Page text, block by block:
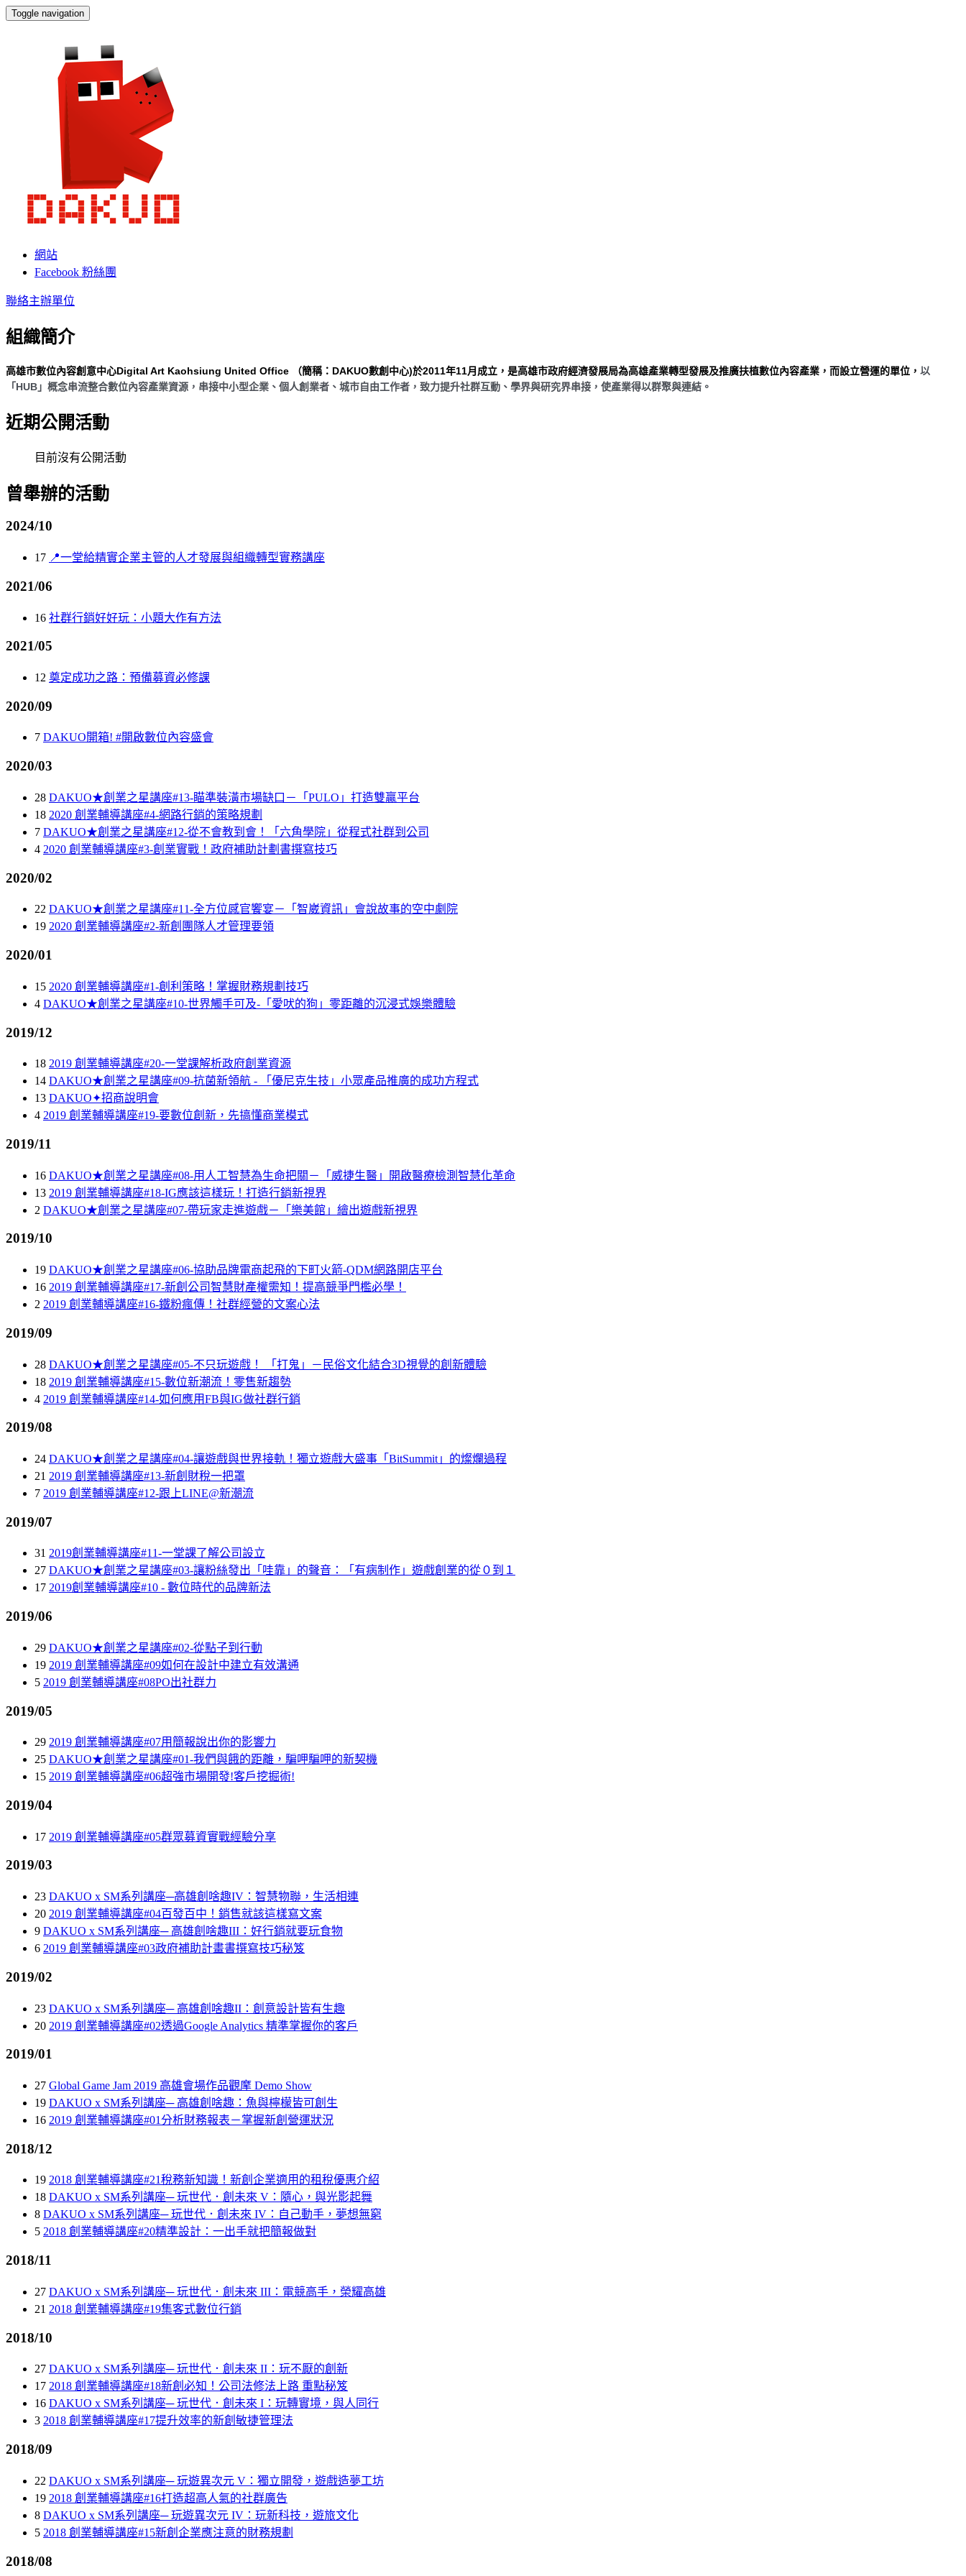
Toggle navigation
網站
Facebook 粉絲團
聯絡主辦單位
組織簡介
高雄市數位內容創意中心Digital Art Kaohsiung United Office （簡稱：DAKUO數創中心)於2011年11月成立，是高雄市政府經濟發展局為高雄產業轉型發展及推廣扶植數位內容產業，而設立營運的單位， 以
「HUB」概念串流整合數位內容產業資源，串接中小型企業、個人創業者、城市自由工作者，致力提升社群互動、學界與研究界串接，使產業得以群聚與連結。
近期公開活動
目前沒有公開活動
曾舉辦的活動
2024/10
17 📍一堂給精實企業主管的人才發展與組織轉型實務講座
2021/06
16 社群行銷好好玩：小題大作有方法
2021/05
12 奠定成功之路：預備募資必修課
2020/09
7 DAKUO開箱! #開啟數位內容盛會
2020/03
28 DAKUO★創業之星講座#13-瞄準裝潢市場缺口－「PULO」打造雙贏平台
18 2020 創業輔導講座#4-網路行銷的策略規劃
7 DAKUO★創業之星講座#12-從不會教到會！「六角學院」從程式社群到公司
4 2020 創業輔導講座#3-創業實戰！政府補助計劃書撰寫技巧
2020/02
22 DAKUO★創業之星講座#11-全方位感官饗宴－「智崴資訊」會說故事的空中劇院
19 2020 創業輔導講座#2-新創團隊人才管理要領
2020/01
15 2020 創業輔導講座#1-創利策略！掌握財務規劃技巧
4 DAKUO★創業之星講座#10-世界觸手可及-「愛吠的狗」零距離的沉浸式娛樂體驗
2019/12
18 2019 創業輔導講座#20-一堂課解析政府創業資源
14 DAKUO★創業之星講座#09-抗菌新領航 - 「優尼克生技」小眾產品推廣的成功方程式
13 DAKUO✦招商說明會
4 2019 創業輔導講座#19-要數位創新，先搞懂商業模式
2019/11
16 DAKUO★創業之星講座#08-用人工智慧為生命把關－「威捷生醫」開啟醫療檢測智慧化革命
13 2019 創業輔導講座#18-IG應該這樣玩！打造行銷新視界
2 DAKUO★創業之星講座#07-帶玩家走進遊戲－「樂美館」繪出遊戲新視界
2019/10
19 DAKUO★創業之星講座#06-協助品牌電商起飛的下町火箭-QDM網路開店平台
16 2019 創業輔導講座#17-新創公司智慧財產權需知！提高競爭門檻必學！
2 2019 創業輔導講座#16-鐵粉瘋傳！社群經營的文案心法
2019/09
28 DAKUO★創業之星講座#05-不只玩遊戲！ 「打鬼」－民俗文化結合3D視覺的創新體驗
18 2019 創業輔導講座#15-數位新潮流！零售新趨勢
4 2019 創業輔導講座#14-如何應用FB與IG做社群行銷
2019/08
24 DAKUO★創業之星講座#04-讓遊戲與世界接軌！獨立遊戲大盛事「BitSummit」的燦爛過程
21 2019 創業輔導講座#13-新創財稅一把罩
7 2019 創業輔導講座#12-跟上LINE@新潮流
2019/07
31 2019創業輔導講座#11-一堂課了解公司設立
27 DAKUO★創業之星講座#03-讓粉絲發出「哇靠」的聲音：「有病制作」遊戲創業的從０到１
17 2019創業輔導講座#10 - 數位時代的品牌新法
2019/06
29 DAKUO★創業之星講座#02-從點子到行動
19 2019 創業輔導講座#09如何在設計中建立有效溝通
5 2019 創業輔導講座#08PO出社群力
2019/05
29 2019 創業輔導講座#07用簡報說出你的影響力
25 DAKUO★創業之星講座#01-我們與餓的距離，騙呷騙呷的新契機
15 2019 創業輔導講座#06超強市場開發!客戶挖掘術!
2019/04
17 2019 創業輔導講座#05群眾募資實戰經驗分享
2019/03
23 DAKUO x SM系列講座─高雄創啥趣IV：智慧物聯，生活相連
20 2019 創業輔導講座#04百發百中！銷售就該這樣寫文案
9 DAKUO x SM系列講座─ 高雄創啥趣III：好行銷就要玩食物
6 2019 創業輔導講座#03政府補助計畫書撰寫技巧秘笈
2019/02
23 DAKUO x SM系列講座─ 高雄創啥趣II：創意設計皆有生趣
20 2019 創業輔導講座#02透過Google Analytics 精準掌握你的客戶
2019/01
27 Global Game Jam 2019 高雄會場作品觀摩 Demo Show
19 DAKUO x SM系列講座─ 高雄創啥趣：魚與檸檬皆可創生
16 2019 創業輔導講座#01分析財務報表－掌握新創營運狀況
2018/12
19 2018 創業輔導講座#21稅務新知識！新創企業適用的租稅優惠介紹
18 DAKUO x SM系列講座─ 玩世代．創未來 V：隨心，與光影起舞
8 DAKUO x SM系列講座─ 玩世代．創未來 IV：自己動手，夢想無窮
5 2018 創業輔導講座#20精準設計：一出手就把簡報做對
2018/11
27 DAKUO x SM系列講座─ 玩世代．創未來 III：電競高手，榮耀高雄
21 2018 創業輔導講座#19集客式數位行銷
2018/10
27 DAKUO x SM系列講座─ 玩世代．創未來 II：玩不厭的創新
17 2018 創業輔導講座#18新創必知！公司法修法上路 重點秘笈
16 DAKUO x SM系列講座─ 玩世代．創未來 I：玩轉實境，與人同行
3 2018 創業輔導講座#17提升效率的新創敏捷管理法
2018/09
22 DAKUO x SM系列講座─ 玩遊異次元 V：獨立開發，遊戲造夢工坊
19 2018 創業輔導講座#16打造超高人氣的社群廣告
8 DAKUO x SM系列講座─ 玩遊異次元 IV：玩新科技，遊旅文化
5 2018 創業輔導講座#15新創企業應注意的財務規劃
2018/08